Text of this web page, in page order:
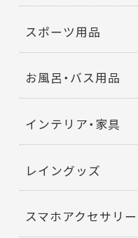
スポーツ用品
お風呂・バス用品
インテリア・家具
レイングッズ
スマホアクセサリー